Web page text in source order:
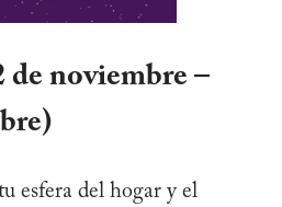
de noviembre –
esfera del hogar y el